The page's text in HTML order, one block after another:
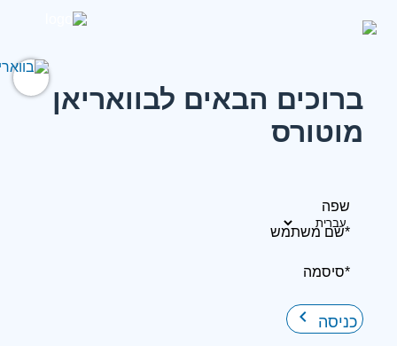
ברוכים הבאים לבוואריאן
מוטורס
שפה
*שם משתמש
*סיסמה
כניסה keyboard_arrow_right